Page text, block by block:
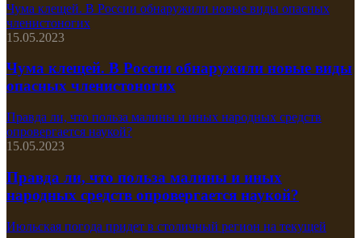
Чума клещей. В России обнаружили новые виды опасных
членистоногих
15.05.2023
Чума клещей. В России обнаружили новые виды
опасных членистоногих
Правда ли, что польза малины и иных народных средств
опровергается наукой?
15.05.2023
Правда ли, что польза малины и иных
народных средств опровергается наукой?
Июльская погода придет в столичный регион на текущей